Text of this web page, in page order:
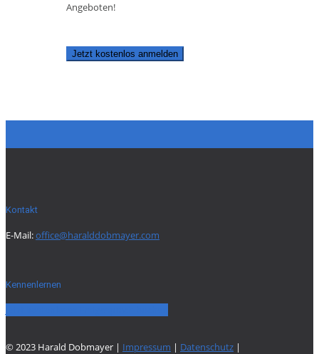
Angeboten!
Jetzt kostenlos anmelden
Kontakt
E-Mail:office@haralddobmayer.com
Kennenlernen
© 2023 Harald Dobmayer | Impressum | Datenschutz |